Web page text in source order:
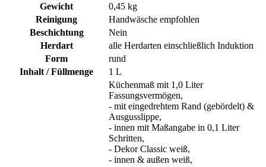
Gewicht
0,45 kg
Reinigung
Handwäsche empfohlen
Beschichtung
Nein
Herdart
alle Herdarten einschließlich Induktion
Form
rund
Inhalt / Füllmenge
1 L
Küchenmaß mit 1,0 Liter
Fassungsvermögen,
- mit eingedrehtem Rand (gebördelt) &
Ausgusslippe,
- innen mit Maßangabe in 0,1 Liter
Schritten,
- Dekor Classic weiß,
- innen & außen weiß,